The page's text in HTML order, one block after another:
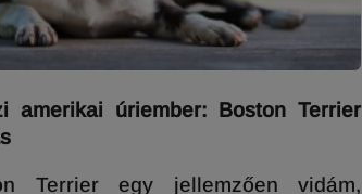
amerikai úriember: Boston Terrier
Terrier egy jellemzően vidám,